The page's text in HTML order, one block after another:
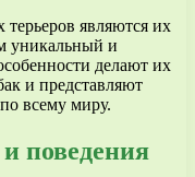
являются их
уникальный и
делают их
и представляют
всему миру.
поведения